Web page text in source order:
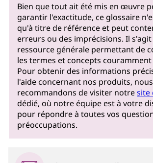
Bien que tout ait été mis en œuvre
garantir l'exactitude, ce glossaire
qu'à titre de référence et peut
erreurs ou des imprécisions. Il
ressource générale permettant de
les termes et concepts
Pour obtenir des informations
l'aide concernant nos produits,
recommandons de visiter notresite
dédié, où notre équipe est à votre
pour répondre à toutes vos
préoccupations.